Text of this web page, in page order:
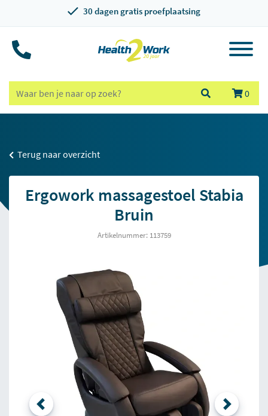
30 dagen gratis proefplaatsing
0
Terug naar overzicht
Ergowork massagestoel Stabia
Bruin
Artikelnummer: 113759